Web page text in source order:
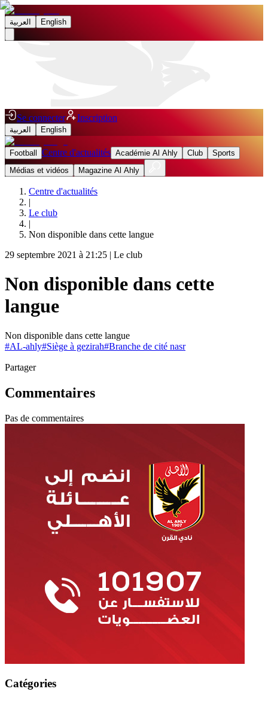
العربية English
Se connecter Inscription
العربية English
Football Centre d'actualités Académie Al Ahly Club
Sports
Médias et vidéos
Magazine Al Ahly
Centre d'actualités
|
Le club
|
Non disponible dans cette langue
29 septembre 2021 à 21:25 | Le club
Non disponible dans cette
langue
Non disponible dans cette langue
#AL-ahly#Siège à gezirah#Branche de cité nasr
Partager
Commentaires
Pas de commentaires
Catégories